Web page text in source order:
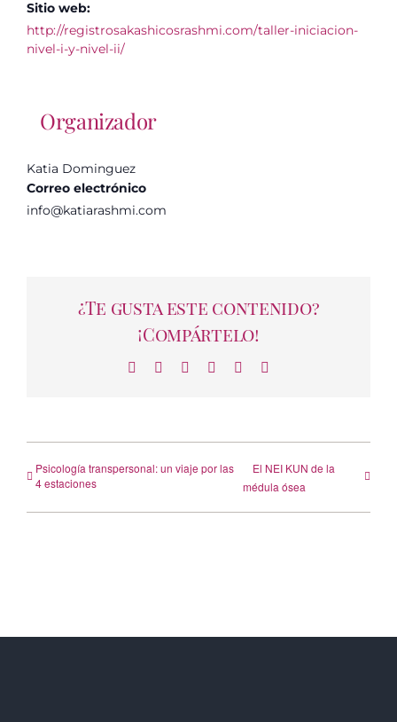
Sitio web:
http://registrosakashicosrashmi.com/taller-iniciacion-
nivel-i-y-nivel-ii/
Organizador
Katia Dominguez
Correo electrónico
info@katiarashmi.com
¿Te gusta este contenido?
¡Compártelo!
Facebook LinkedInWhatsAppTelegram
Psicología transpersonal: un viaje por las
4 estaciones
El NEI KUN de la
médula ósea